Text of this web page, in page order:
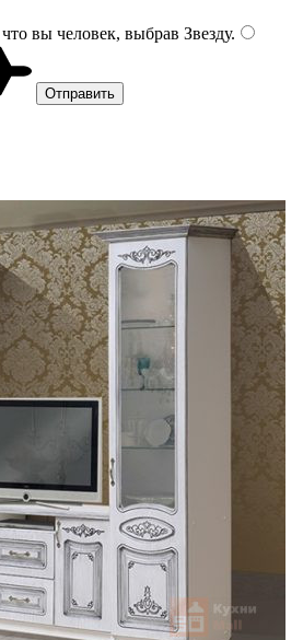
вы человек, выбрав Звезду.